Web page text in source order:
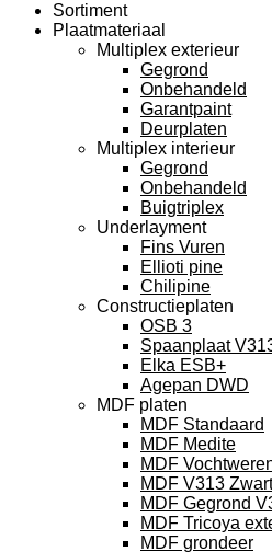
Sortiment
Plaatmateriaal
Multiplex exterieur
Gegrond
Onbehandeld
Garantpaint
Deurplaten
Multiplex interieur
Gegrond
Onbehandeld
Buigtriplex
Underlayment
Fins Vuren
Ellioti pine
Chilipine
Constructieplaten
OSB 3
Spaanplaat
Elka ESB+
Agepan DWD
MDF platen
MDF Standaard
MDF Medite
MDF
MDF V313 Zwart
MDF Gegrond
MDF Tricoya
MDF grondeer